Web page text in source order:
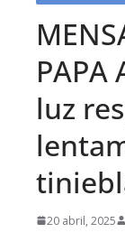
PAPA
luz
20 abril, 2025